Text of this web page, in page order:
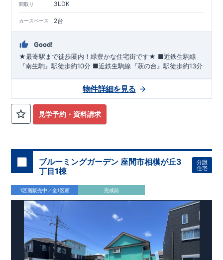
間取り 3LDK
カースペース 2台
Good!
★最寄駅まで徒歩圏内！緑豊かな住宅街です★ ■近鉄生駒線
『南生駒』駅徒歩約10分 ■近鉄生駒線『萩の台』駅徒歩約13分
見学予約・資料請求
物件詳細を見る
ブルーミングガーデン 座間市相模が丘3
丁目1棟
分譲
住宅
1区画販売中／全1区画 完成前